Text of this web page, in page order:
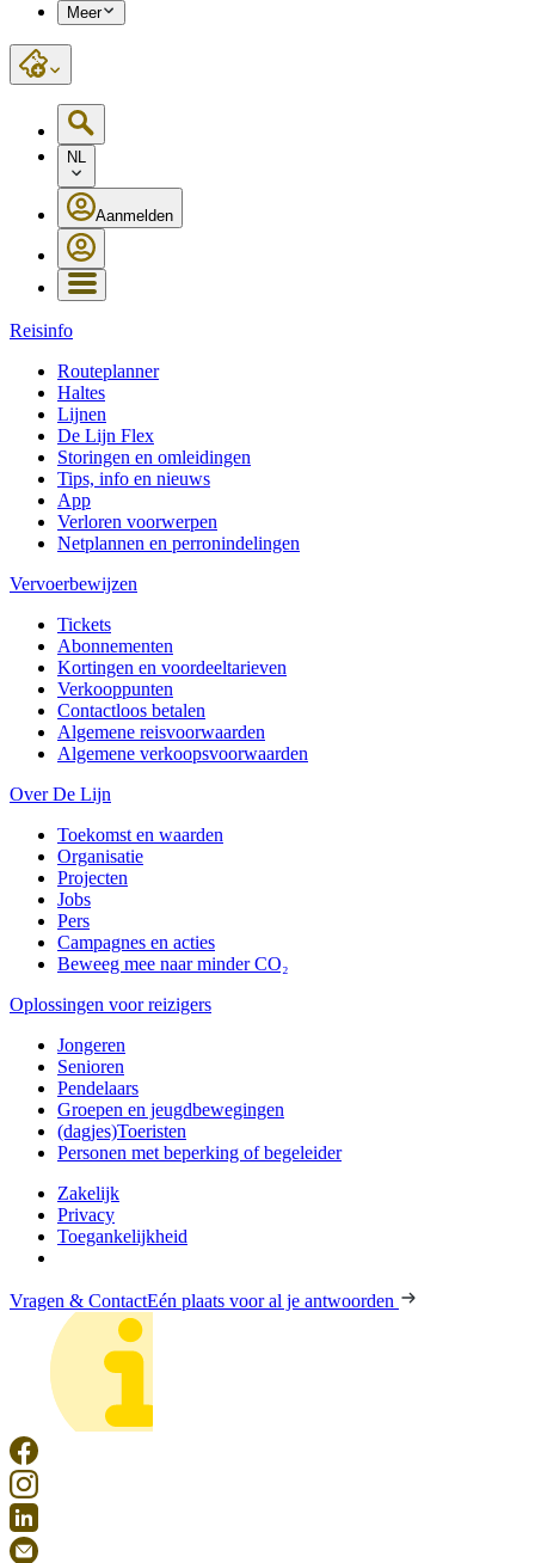
Meer
NL
Aanmelden
Reisinfo
Routeplanner
Haltes
Lijnen
De Lijn Flex
Storingen en omleidingen
Tips, info en nieuws
App
Verloren voorwerpen
Netplannen en perronindelingen
Vervoerbewijzen
Tickets
Abonnementen
Kortingen en voordeeltarieven
Verkooppunten
Contactloos betalen
Algemene reisvoorwaarden
Algemene verkoopsvoorwaarden
Over De Lijn
Toekomst en waarden
Organisatie
Projecten
Jobs
Pers
Campagnes en acties
Beweeg mee naar minder CO₂
Oplossingen voor reizigers
Jongeren
Senioren
Pendelaars
Groepen en jeugdbewegingen
(dagjes)Toeristen
Personen met beperking of begeleider
Zakelijk
Privacy
Toegankelijkheid
Vragen & ContactEén plaats voor al je antwoorden